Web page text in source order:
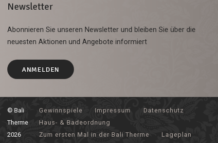
Newsletter
Abonnieren Sie unseren Newsletter und bleiben Sie über die
neuesten Aktionen und Angebote informiert
ANMELDEN
© Bali
Therme
2026
Gewinnspiele Impressum
Datenschutz
Haus- & Badeordnung
Zum ersten Mal in der Bali Therme
Lageplan